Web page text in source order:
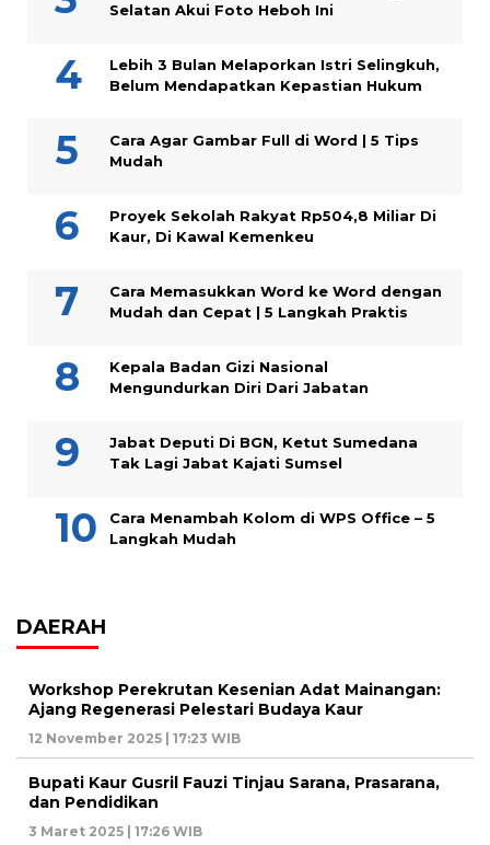
Selatan Akui Foto Heboh Ini
Lebih 3 Bulan Melaporkan Istri Selingkuh,
Belum Mendapatkan Kepastian Hukum
Cara Agar Gambar Full di Word | 5 Tips
Mudah
Proyek Sekolah Rakyat Rp504,8 Miliar Di
Kaur, Di Kawal Kemenkeu
Cara Memasukkan Word ke Word dengan
Mudah dan Cepat | 5 Langkah Praktis
Kepala Badan Gizi Nasional
Mengundurkan Diri Dari Jabatan
Jabat Deputi Di BGN, Ketut Sumedana
Tak Lagi Jabat Kajati Sumsel
Cara Menambah Kolom di WPS Office – 5
Langkah Mudah
DAERAH
Workshop Perekrutan Kesenian Adat Mainangan:
Ajang Regenerasi Pelestari Budaya Kaur
12 November 2025 | 17:23 WIB
Bupati Kaur Gusril Fauzi Tinjau Sarana, Prasarana,
dan Pendidikan
3 Maret 2025 | 17:26 WIB